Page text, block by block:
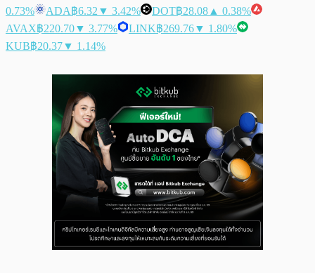
0.73%
ADA฿6.32 ▼ 3.42% DOT฿28.08 ▲ 0.38%
AVAX฿220.70▼ 3.77% LINK฿269.76▼ 1.80%
KUB฿20.37▼ 1.14%